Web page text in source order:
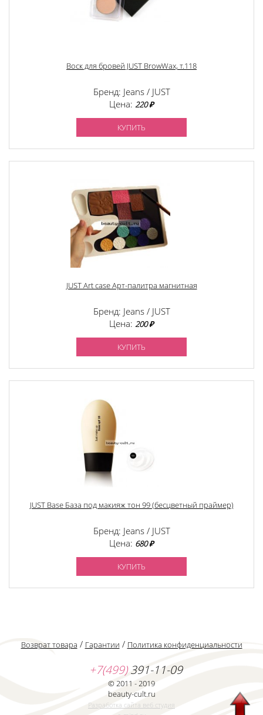
Воск для бровей JUST BrowWax, т.118
Бренд: Jeans / JUST
Цена: 220 ₽
КУПИТЬ
JUST Art case Арт-палитра магнитная
Бренд: Jeans / JUST
Цена: 200 ₽
КУПИТЬ
JUST Base База под макияж тон 99 (бесцветный праймер)
Бренд: Jeans / JUST
Цена: 680 ₽
КУПИТЬ
Возврат товара / Гарантии / Политика конфиденциальности
+7(499)391-11-09
© 2011 - 2019
beauty-cult.ru
Разработка сайта веб студия